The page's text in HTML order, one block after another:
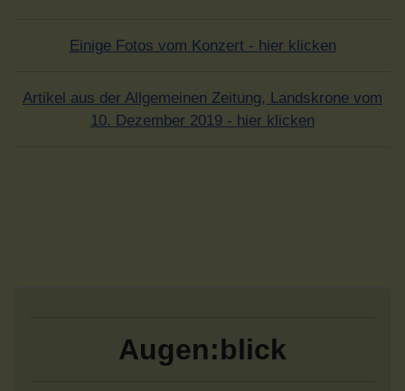
Einige Fotos vom Konzert - hier klicken
Artikel aus der Allgemeinen Zeitung, Landskrone vom
10. Dezember 2019 - hier klicken
Augen:blick